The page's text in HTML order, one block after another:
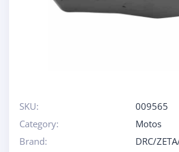
SKU:
009565
Category:
Motos
Brand:
DRC/